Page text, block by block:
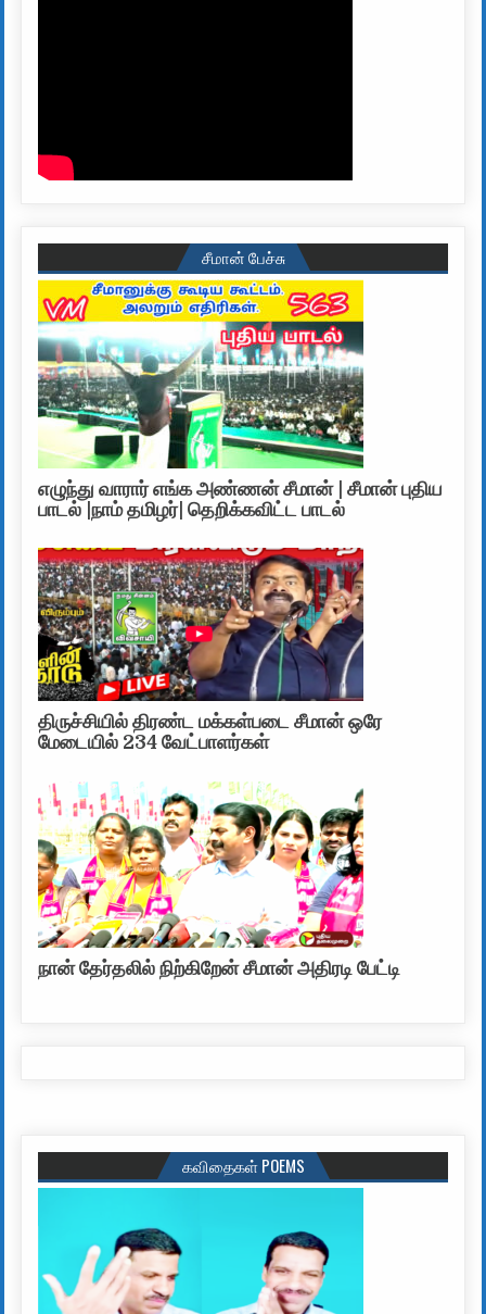
சீமான் பேச்சு
எழுந்து வாரார் எங்க அண்ணன் சீமான் | சீமான் புதிய
பாடல் |நாம் தமிழர்| தெறிக்கவிட்ட பாடல்
திருச்சியில் திரண்ட மக்கள்படை சீமான் ஒரே
மேடையில் 234 வேட்பாளர்கள்
நான் தேர்தலில் நிற்கிறேன் சீமான் அதிரடி பேட்டி
கவிதைகள் POEMS